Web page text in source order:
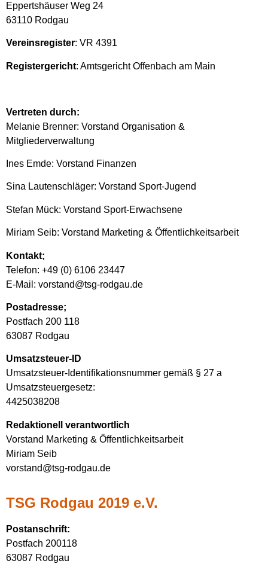
Eppertshäuser Weg 24
63110 Rodgau
Vereinsregister: VR 4391
Registergericht: Amtsgericht Offenbach am Main
Vertreten durch:
Melanie Brenner: Vorstand Organisation &
Mitgliederverwaltung
Ines Emde: Vorstand Finanzen
Sina Lautenschläger: Vorstand Sport-Jugend
Stefan Mück: Vorstand Sport-Erwachsene
Miriam Seib: Vorstand Marketing & Öffentlichkeitsarbeit
Kontakt;
Telefon: +49 (0) 6106 23447
E-Mail: vorstand@tsg-rodgau.de
Postadresse;
Postfach 200 118
63087 Rodgau
Umsatzsteuer-ID
Umsatzsteuer-Identifikationsnummer gemäß § 27 a
Umsatzsteuergesetz:
4425038208
Redaktionell verantwortlich
Vorstand Marketing & Öffentlichkeitsarbeit
Miriam Seib
vorstand@tsg-rodgau.de
TSG Rodgau 2019 e.V.
Postanschrift:
Postfach 200118
63087 Rodgau